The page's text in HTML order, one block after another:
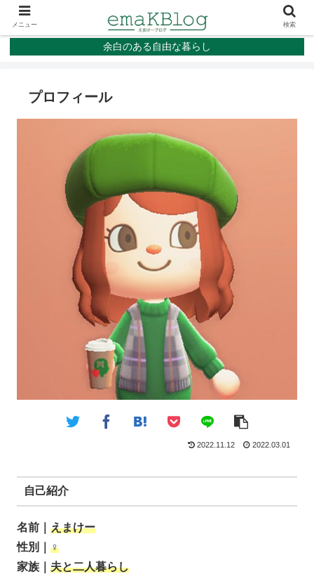
余白のある自由な暮らし
プロフィール
2022.11.12 2022.03.01
自己紹介
名前｜ えまけー
性別｜ ♀
家族｜ 夫と二人暮らし
メニュー 検索